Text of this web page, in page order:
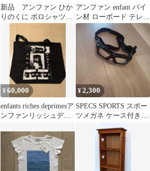
新品 アンファン ひか
りのくに ポロシャツ
110cm
アンファン enfant パイ
ン材 ローボード テレビ
台 カントリー家具 古家
¥60,000
enfants riches deprimesア
ンファンリッシュデプ
¥2,300
SPECS SPORTS スポー
ツメガネ ケース付き